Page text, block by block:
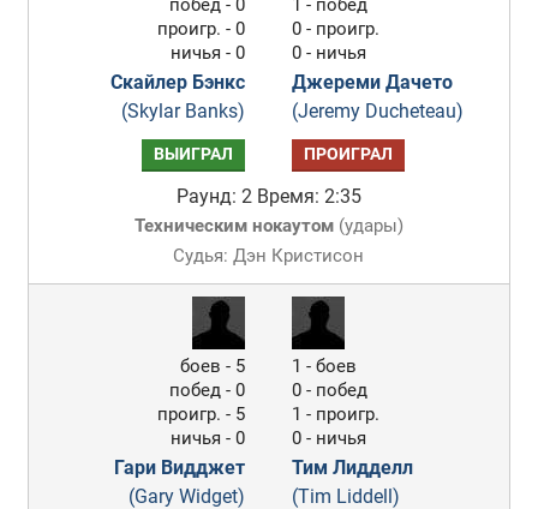
побед - 0
проигр. - 0
ничья - 0
Скайлер Бэнкс
(Skylar Banks)
1 - побед
0 - проигр.
0 - ничья
Джереми Дачето
(Jeremy Ducheteau)
ВЫИГРАЛ ПРОИГРАЛ
Раунд: 2 Время: 2:35
Техническим нокаутом(удары)
Судья: Дэн Кристисон
боев - 5
побед - 0
проигр. - 5
ничья - 0
Гари Видджет
(Gary Widget)
1 - боев
0 - побед
1 - проигр.
0 - ничья
Тим Лидделл
(Tim Liddell)